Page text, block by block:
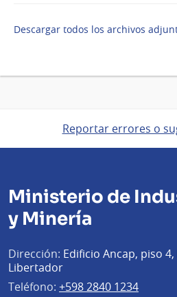
Descargar todos los archivos
Reportar errores o
Ministerio de
y Minería
Dirección: Edificio Ancap, piso
Libertador
Teléfono: +598 2840 1234